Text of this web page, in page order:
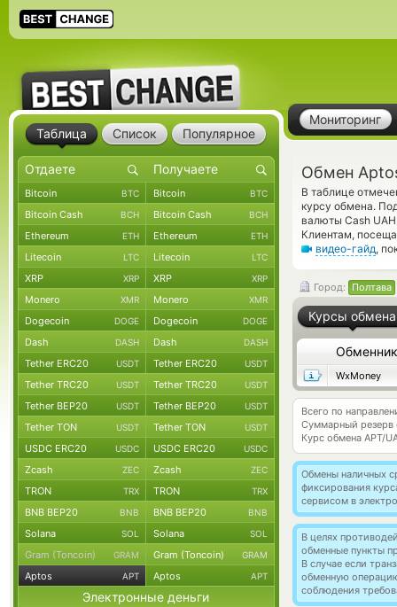
Мониторинг
Обмен
В таблице
курсу обмена.
валюты Cash
Клиентам,
видео-гайд,
Город: Полтава
Курсы обмена
Обменник
WxMoney
Всего по
Суммарный резерв
Курс обмена APT/
Обмены наличных
фиксирования
сервисом в
В целях
обменные пункты
В случае если
обменную
соблюдения
Таблица Список Популярное
Bitcoin BTC Bitcoin BTC
Bitcoin Cash BCH Bitcoin Cash BCH
Ethereum ETH Ethereum ETH
Litecoin LTC Litecoin LTC
XRP XRP XRP XRP
Monero XMR Monero XMR
Dogecoin DOGE Dogecoin DOGE
Dash DASH Dash DASH
Tether ERC20 USDT Tether ERC20 USDT
Tether TRC20 USDT Tether TRC20 USDT
Tether BEP20 USDT Tether BEP20 USDT
Tether TON USDT Tether TON USDT
USDC ERC20 USDC USDC ERC20 USDC
Zcash ZEC Zcash ZEC
TRON TRX TRON TRX
BNB BEP20 BNB BNB BEP20 BNB
Solana SOL Solana SOL
Gram (Toncoin) GRAM Gram (Toncoin) GRAM
Aptos APT Aptos APT
Электронные деньги